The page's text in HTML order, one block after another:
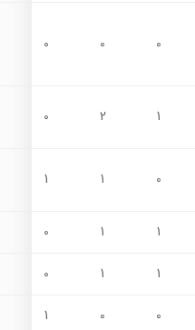
0
0
0
1
2
0
0
1
1
1
1
0
1
1
0
0
0
1